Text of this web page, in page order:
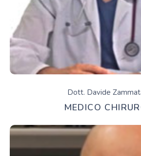
Dott. Davide
MEDICO